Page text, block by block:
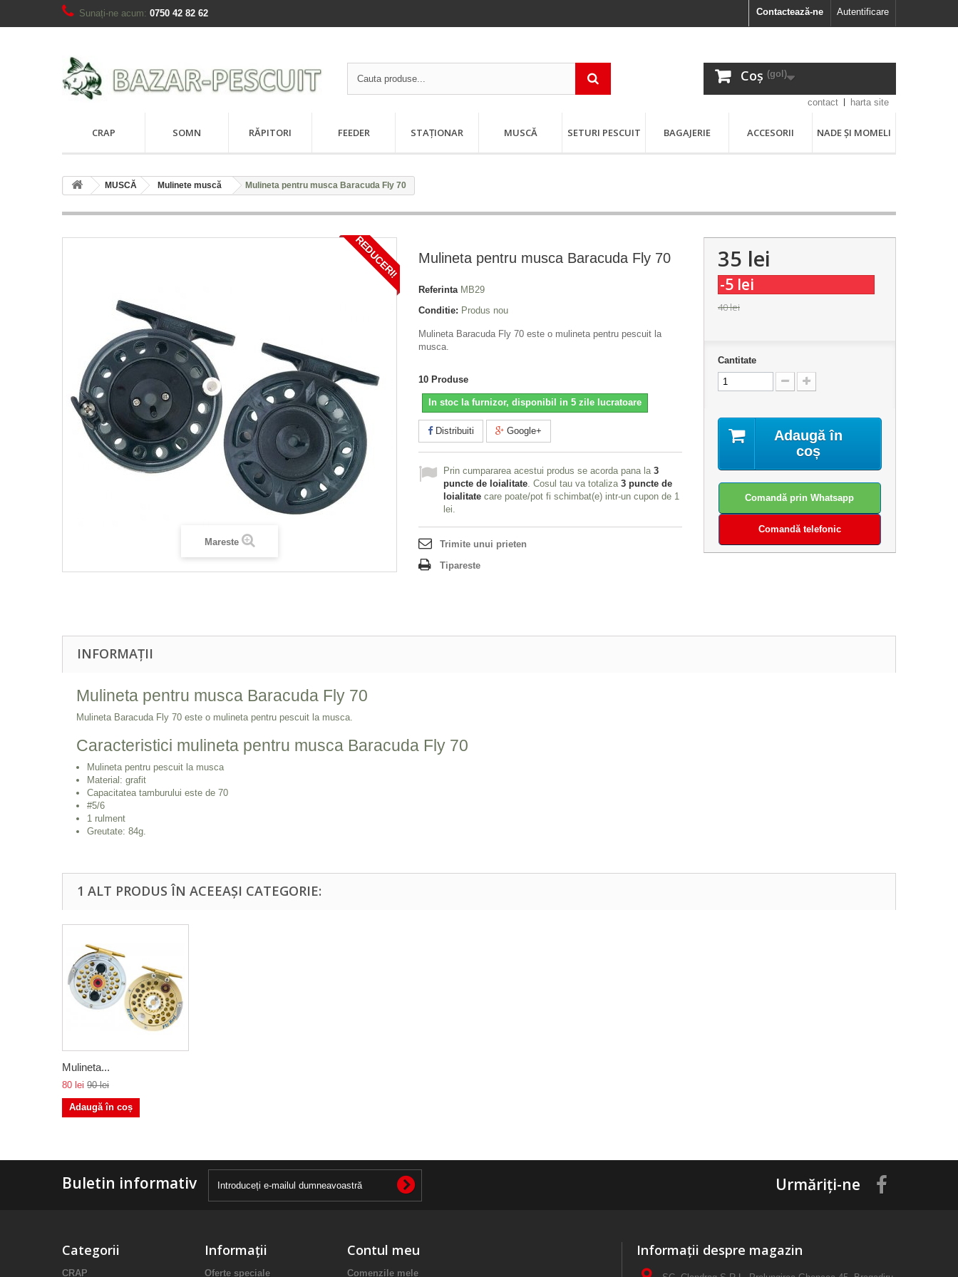
Autentificare
Contactează-ne
Sunați-ne acum: 0750 42 82 62
Coș (gol)
contact harta site
CRAP SOMN RĂPITORI FEEDER STAȚIONAR MUSCĂ SETURI PESCUIT BAGAJERIE ACCESORII NADE ȘI MOMELI
MUSCĂ Mulinete muscă Mulineta pentru musca Baracuda Fly 70
REDUCERI!
Mareste
Mulineta pentru musca Baracuda Fly 70
Referinta MB29
Conditie: Produs nou
Mulineta Baracuda Fly 70 este o mulineta pentru pescuit la
musca.
10 Produse
In stoc la furnizor, disponibil in 5 zile lucratoare
Distribuiti Google+
Prin cumpararea acestui produs se acorda pana la 3
puncte de loialitate. Cosul tau va totaliza 3 puncte de
loialitate care poate/pot fi schimbat(e) intr-un cupon de 1
lei.
Trimite unui prieten
Tipareste
35 lei
-5 lei
40 lei
Cantitate
Adaugă în
coș
Comandă prin Whatsapp
Comandă telefonic
INFORMAȚII
Mulineta pentru musca Baracuda Fly 70
Mulineta Baracuda Fly 70 este o mulineta pentru pescuit la musca.
Caracteristici mulineta pentru musca Baracuda Fly 70
Mulineta pentru pescuit la musca
Material: grafit
Capacitatea tamburului este de 70
#5/6
1 rulment
Greutate: 84g.
1 ALT PRODUS ÎN ACEEAȘI CATEGORIE:
Mulineta...
80 lei 90 lei
Adaugă în coș
Buletin informativ Urmăriți-ne
Categorii
CRAP
Informații
Oferte speciale
Contul meu
Comenzile mele
Informații despre magazin